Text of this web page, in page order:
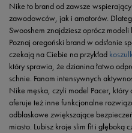
Nike to brand od zawsze
zawodowców, jak i amatorów.
Swooshem znajdziesz oprócz
Poznaj oregoński brand w odsłonie
czekają na Ciebie na przykład
który sprawia, że dzianina łatwo
schnie. Fanom intensywnych
Nike męska, czyli model Pacer,
oferuje też inne funkcjonalne
odblaskowe zwiększające
miasto. Lubisz kroje slim fit i